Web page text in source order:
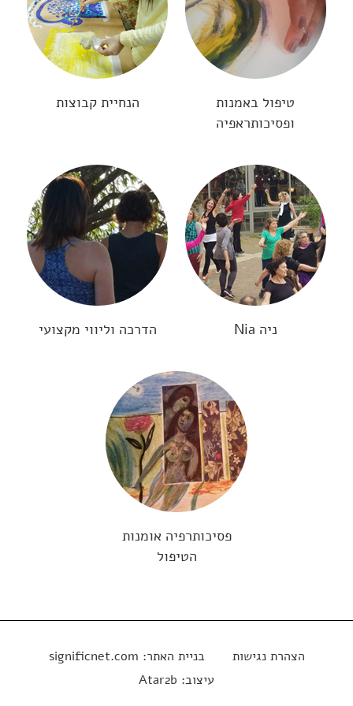
טיפול באמנות
ופסיכותראפיה
הנחיית קבוצות
ניה Nia הדרכה וליווי מקצועי
פסיכותרפיה אומנות
הטיפול
הצהרת נגישות בניית האתר: significnet.com
עיצוב: Atar2b